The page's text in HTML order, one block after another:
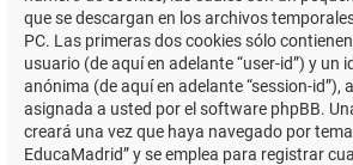
que se descargan en los archivos
PC. Las primeras dos cookies sólo
usuario (de aquí en adelante “user-id”) y un
anónima (de aquí en adelante “session-
asignada a usted por el software phpBB.
creará una vez que haya navegado por
EducaMadrid” y se emplea para registrar